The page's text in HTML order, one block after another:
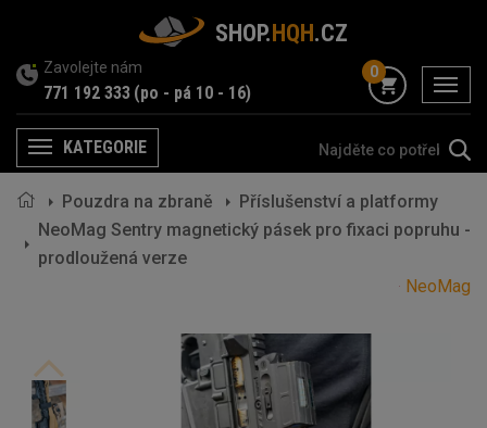
SHOP.HQH.CZ
Zavolejte nám
771 192 333 (po - pá 10 - 16) menu
0
MenuKATEGORIE
Pouzdra na zbraně
Příslušenství a platformy
NeoMag Sentry magnetický pásek pro fixaci popruhu -
prodloužená verze
NeoMag